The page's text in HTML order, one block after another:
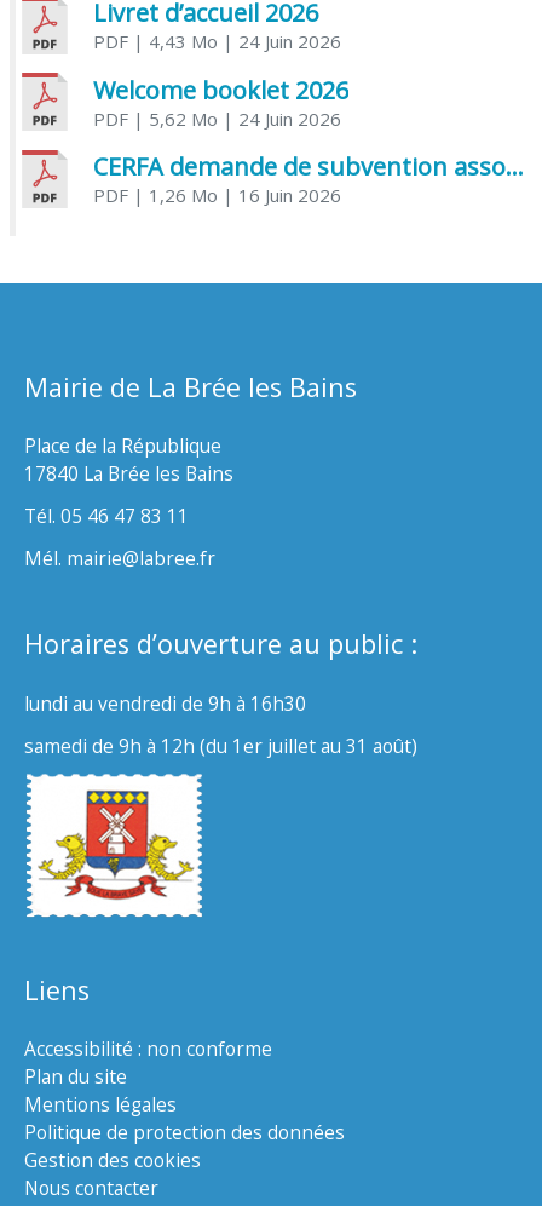
Livret d’accueil 2026
PDF| 4,43 Mo | 24 Juin 2026
Welcome booklet 2026
PDF| 5,62 Mo | 24 Juin 2026
CERFA demande de subvention association
PDF| 1,26 Mo | 16 Juin 2026
Mairie de La Brée les Bains
Place de la République
17840 La Brée les Bains
Tél. 05 46 47 83 11
Mél. mairie@labree.fr
Horaires d’ouverture au public :
lundi au vendredi de 9h à 16h30
samedi de 9h à 12h (du 1er juillet au 31 août)
Liens
Accessibilité : non conforme
Plan du site
Mentions légales
Politique de protection des données
Gestion des cookies
Nous contacter